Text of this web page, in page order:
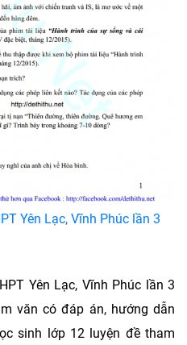
Yên Lạc, Vĩnh Phúc lần 3
Yên Lạc, Vĩnh Phúc lần 3
văn có đáp án, hướng dẫn
sinh lớp 12 luyện đề tham